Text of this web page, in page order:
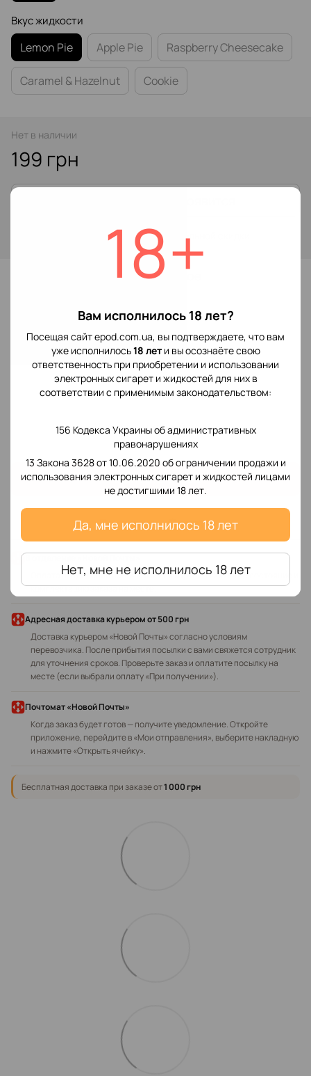
18+
Вам исполнилось 18 лет?
Посещая сайт epod.com.ua, вы подтверждаете, что вам
уже исполнилось18 лети вы осознаёте свою
ответственность при приобретении и использовании
электронных сигарет и жидкостей для них в
соответствии с применимым законодательством:
156 Кодекса Украины об административных
правонарушениях
13 Закона 3628 от 10.06.2020 об ограничении продажи и
использования электронных сигарет и жидкостей лицами
не достигшими 18 лет.
Да, мне исполнилось 18 лет
Нет, мне не исполнилось 18 лет
Вкус жидкости
Lemon Pie Apple Pie Raspberry Cheesecake
Caramel & Hazelnut Cookie
Нет в наличии
199 грн
для отображения накопительной скидки
В избранное
Добавьте первый отзыв
Написать отзыв
Доставка Оплата
Оплата в отделении наличными или картой. Проверьте состояние и
комплектацию заказа на месте.
Адресная доставка курьеромот 500 грн
Доставка курьером «Новой Почты» согласно условиям
перевозчика. После прибытия посылки с вами свяжется сотрудник
для уточнения сроков. Проверьте заказ и оплатите посылку на
месте (если выбрали оплату «При получении»).
Почтомат «Новой Почты»
Когда заказ будет готов — получите уведомление. Откройте
приложение, перейдите в «Мои отправления», выберите накладную
и нажмите «Открыть ячейку».
Бесплатная доставка при заказе от1 000 грн